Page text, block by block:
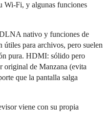
Wi-Fi, y algunas funciones
nativo y funciones de
útiles para archivos, pero suelen
pura. HDMI: sólido pero
original de Manzana (evita
que la pantalla salga
viene con su propia